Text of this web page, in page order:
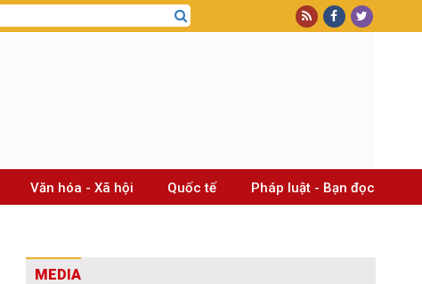
Văn hóa - Xã hội Quốc tế Pháp luật - Bạn đọc
MEDIA